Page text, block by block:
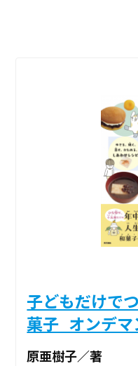
子どもだけで
菓子_オンデマ
原亜樹子／著